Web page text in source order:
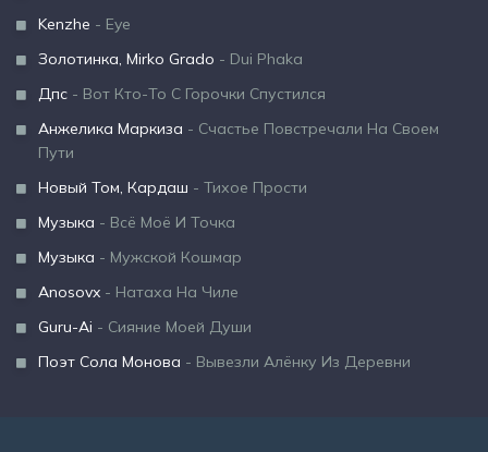
Kenzhe - Eye
Золотинка, Mirko Grado - Dui Phaka
Дпс - Вот Кто-То С Горочки Спустился
Анжелика Маркиза - Счастье Повстречали На Своем
Пути
Новый Том, Кардаш - Тихое Прости
Музыка - Всё Моё И Точка
Музыка - Мужской Кошмар
Anosovx - Натаха На Чиле
Guru-Ai - Сияние Моей Души
Поэт Сола Монова - Вывезли Алёнку Из Деревни